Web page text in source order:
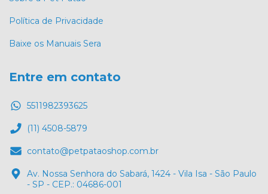
Política de Privacidade
Baixe os Manuais Sera
Entre em contato
5511982393625
(11) 4508-5879
contato@petpataoshop.com.br
Av. Nossa Senhora do Sabará, 1424 - Vila Isa - São Paulo
- SP - CEP.: 04686-001